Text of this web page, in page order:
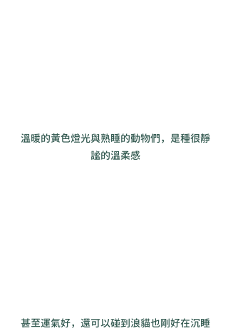
溫暖的黃色燈光與熟睡的動物們，是種很靜
謐的溫柔感
甚至運氣好，還可以碰到浪貓也剛好在沉睡